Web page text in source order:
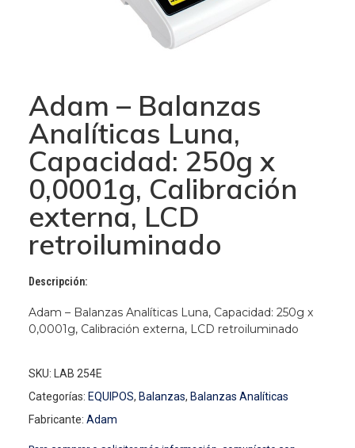
Adam – Balanzas
Analíticas Luna,
Capacidad: 250g x
0,0001g, Calibración
externa, LCD
retroiluminado
Descripción:
Adam – Balanzas Analíticas Luna, Capacidad: 250g x
0,0001g, Calibración externa, LCD retroiluminado
SKU: LAB 254E
Categorías: EQUIPOS, Balanzas, Balanzas Analíticas
Fabricante: Adam